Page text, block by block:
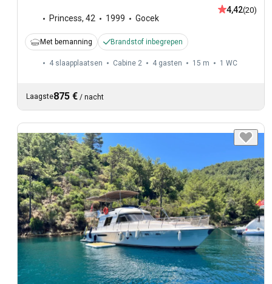
Princess, 42 1999 Gocek
4,42(20)
Met bemanning Brandstof inbegrepen
4 slaapplaatsen Cabine 2 4 gasten 15 m 1 WC
Laagste875 € / nacht